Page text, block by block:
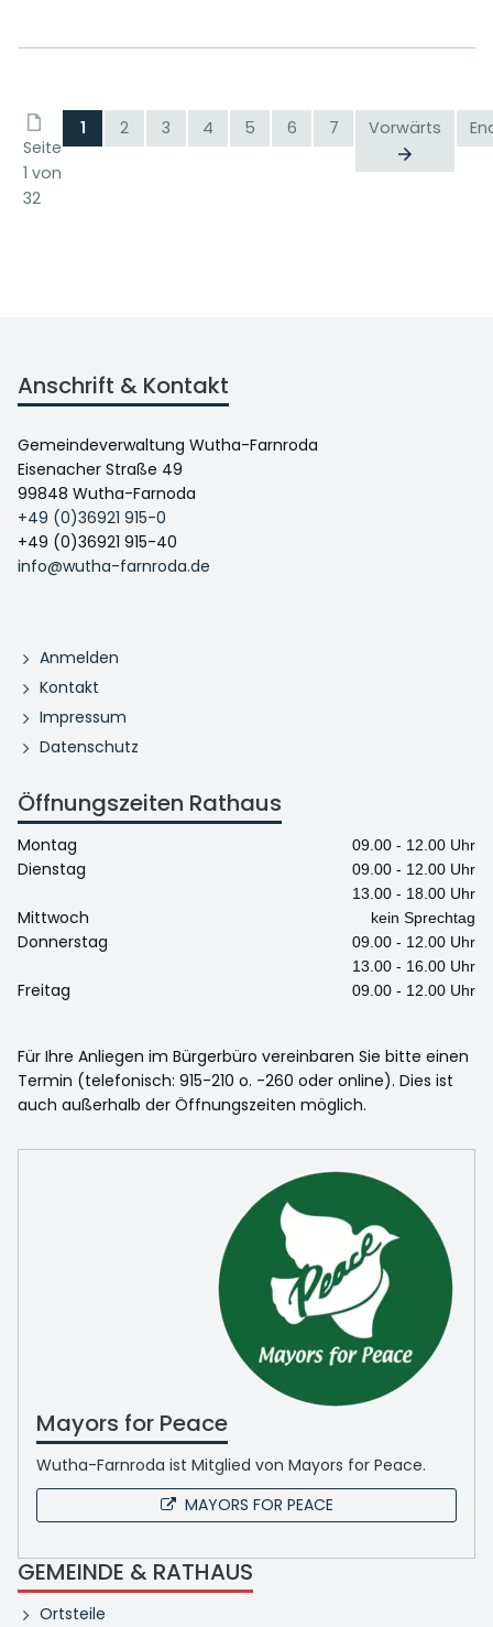
Seite
1 von
32
1 2 3 4 5 6 7 Vorwärts
Anschrift & Kontakt
Gemeindeverwaltung Wutha-Farnroda
Eisenacher Straße 49
99848 Wutha-Farnoda
+49 (0)36921 915-0
+49 (0)36921 915-40
info@wutha-farnroda.de
Anmelden
Kontakt
Impressum
Datenschutz
Öffnungszeiten Rathaus
Montag 09.00 - 12.00 Uhr
Dienstag
09.00 - 12.00 Uhr
13.00 - 18.00 Uhr
Mittwoch kein Sprechtag
Donnerstag
09.00 - 12.00 Uhr
13.00 - 16.00 Uhr
Freitag 09.00 - 12.00 Uhr
Für Ihre Anliegen im Bürgerbüro vereinbaren Sie bitte einen
Termin (telefonisch: 915-210 o. -260 oder online). Dies ist
auch außerhalb der Öffnungszeiten möglich.
Mayors for Peace
Wutha-Farnroda ist Mitglied von Mayors for Peace.
MAYORS FOR PEACE
GEMEINDE & RATHAUS
Ortsteile